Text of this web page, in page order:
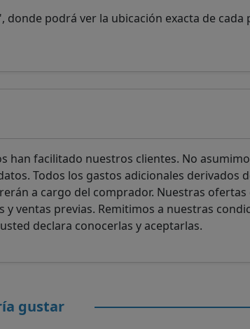
donde podrá ver la ubicación exacta de
han facilitado nuestros clientes. No
Todos los gastos adicionales derivados
a cargo del comprador. Nuestras ofertas
ventas previas. Remitimos a nuestras
declara conocerlas y aceptarlas.
gustar